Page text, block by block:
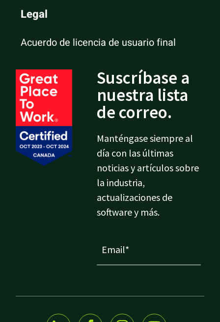
Legal
Acuerdo de licencia de usuario final
Suscríbase a
nuestra lista
de correo.
Manténgase siempre al
día con las últimas
noticias y artículos sobre
la industria,
actualizaciones de
software y más.